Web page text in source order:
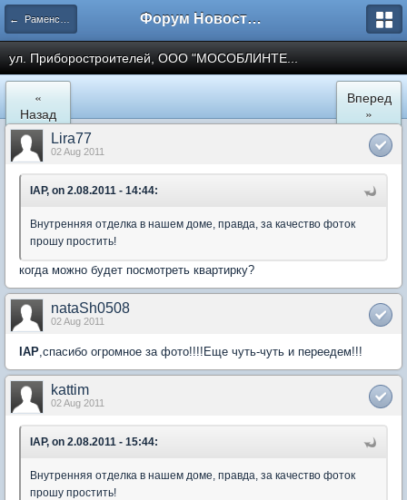
← Раменское Форум Новостройки
ул. Приборостроителей, ООО "МОСОБЛИНТЕ...
«
Назад
Вперед
»
Lira77
02 Aug 2011
IAP, on 2.08.2011 - 14:44:
Внутренняя отделка в нашем доме, правда, за качество фоток
прошу простить!
когда можно будет посмотреть квартирку?
nataSh0508
02 Aug 2011
IAP,спасибо огромное за фото!!!!Еще чуть-чуть и переедем!!!
kattim
02 Aug 2011
IAP, on 2.08.2011 - 15:44:
Внутренняя отделка в нашем доме, правда, за качество фоток
прошу простить!